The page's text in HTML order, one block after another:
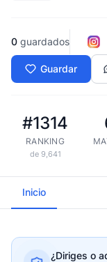
0 guardados
Guardar
#1314
RANKING
de 9,641
Inicio
¿Diriges o